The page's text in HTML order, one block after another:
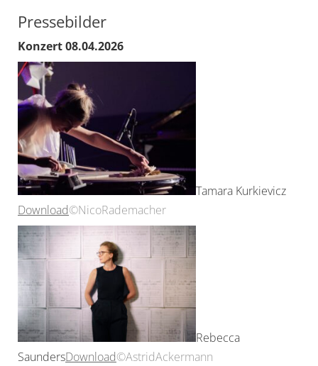
Pressebilder
Konzert 08.04.2026
Tamara Kurkievicz
Download©NicoRademacher
Rebecca
SaundersDownload©AstridAckermann